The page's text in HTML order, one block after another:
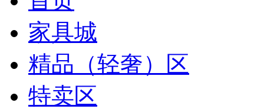
家具城
精品（轻奢）区
特卖区